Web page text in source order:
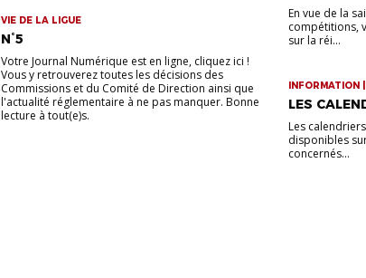
VIE DE LA LIGUE
N°5
Votre Journal Numérique est en ligne, cliquez ici !
Vous y retrouverez toutes les décisions des
Commissions et du Comité de Direction ainsi que
l'actualité réglementaire à ne pas manquer. Bonne
lecture à tout(e)s.
En vue de la
compétitions,
sur la réi...
INFORMATION
LES
Les
disponibles
concernés...